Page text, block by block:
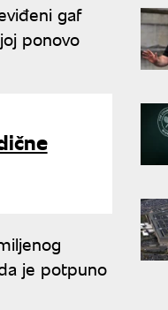
gaf
ponovo
je potpuno